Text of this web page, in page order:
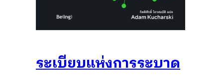
ระเบียบแห่งการระบาด